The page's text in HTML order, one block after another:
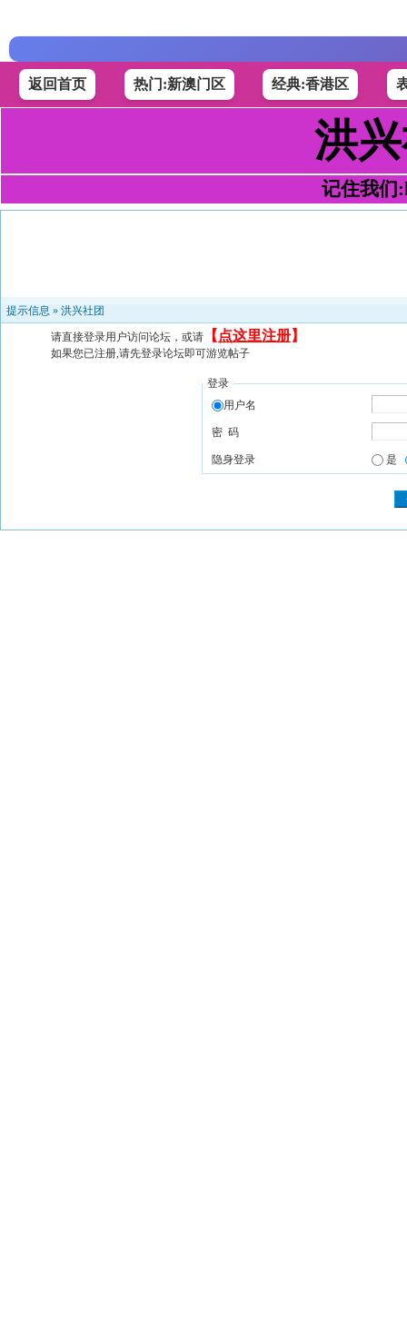
返回首页 热门:新澳门区 经典:香港区
洪
记住我们
提示信息 » 洪兴社团
请直接登录用户访问论坛，或请 【 点这里注册】
如果您已注册,请先登录论坛即可游览帖子
登录
用户名
密 码
隐身登录 是